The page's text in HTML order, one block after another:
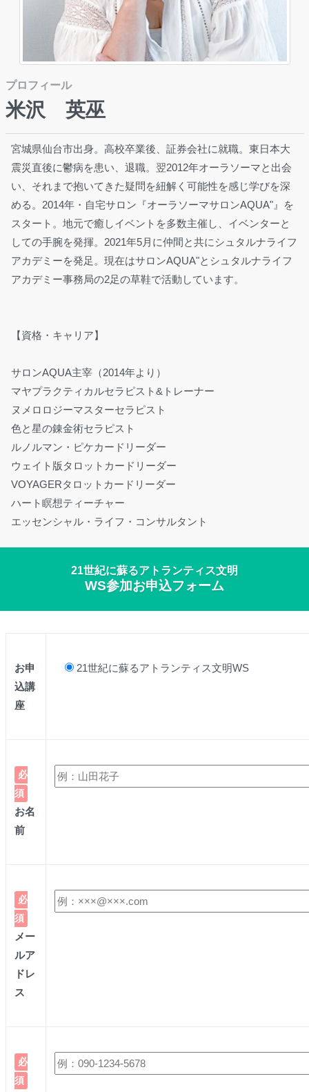
プロフィール
米沢 英巫
宮城県仙台市出身。高校卒業後、証券会社に就職。東日本大
震災直後に鬱病を患い、退職。翌2012年オーラソーマと出会
い、それまで抱いてきた疑問を紐解く可能性を感じ学びを深
める。2014年・自宅サロン『オーラソーマサロンAQUA"』を
スタート。地元で癒しイベントを多数主催し、イベンターと
しての手腕を発揮。2021年5月に仲間と共にシュタルナライフ
アカデミーを発足。現在はサロンAQUA"とシュタルナライフ
アカデミー事務局の2足の草鞋で活動しています。
【資格・キャリア】
サロンAQUA主宰（2014年より）
マヤプラクティカルセラピスト&トレーナー
ヌメロロジーマスターセラピスト
色と星の錬金術セラピスト
ルノルマン・ピケカードリーダー
ウェイト版タロットカードリーダー
VOYAGERタロットカードリーダー
ハート瞑想ティーチャー
エッセンシャル・ライフ・コンサルタント
21世紀に蘇るアトランティス文明
WS参加お申込フォーム
お申
込講
座
21世紀に蘇るアトランティス文明WS
必
須
お名
前
必
須
メー
ルア
ドレ
ス
必
須